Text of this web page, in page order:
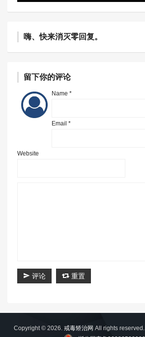
嗨、快来消灭零回复。
留下你的评论
Name *
Email *
Website
评论 重置
Copyright © 2026. 戒毒矫治网 All rights reserved.